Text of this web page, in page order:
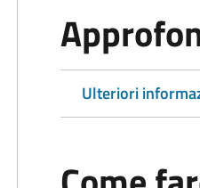
Ulteriori